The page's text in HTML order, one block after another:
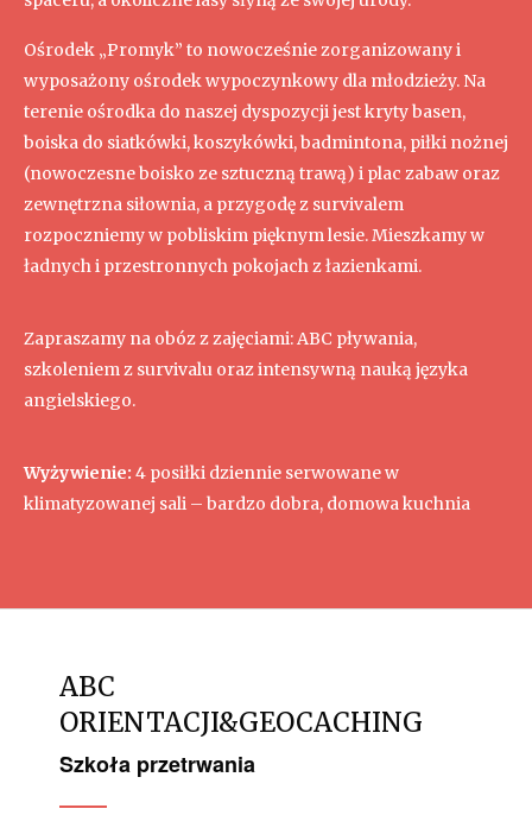
Ośrodek „Promyk” to nowocześnie zorganizowany i
wyposażony ośrodek wypoczynkowy dla młodzieży. Na
terenie ośrodka do naszej dyspozycji jest kryty basen,
boiska do siatkówki, koszykówki, badmintona, piłki nożnej
(nowoczesne boisko ze sztuczną trawą) i plac zabaw oraz
zewnętrzna siłownia, a przygodę z survivalem
rozpoczniemy w pobliskim pięknym lesie. Mieszkamy w
ładnych i przestronnych pokojach z łazienkami.
Zapraszamy na obóz z zajęciami: ABC pływania,
szkoleniem z survivalu oraz intensywną nauką języka
angielskiego.
Wyżywienie: 4 posiłki dziennie serwowane w
klimatyzowanej sali – bardzo dobra, domowa kuchnia
ABC
ORIENTACJI&GEOCACHING
Szkoła przetrwania